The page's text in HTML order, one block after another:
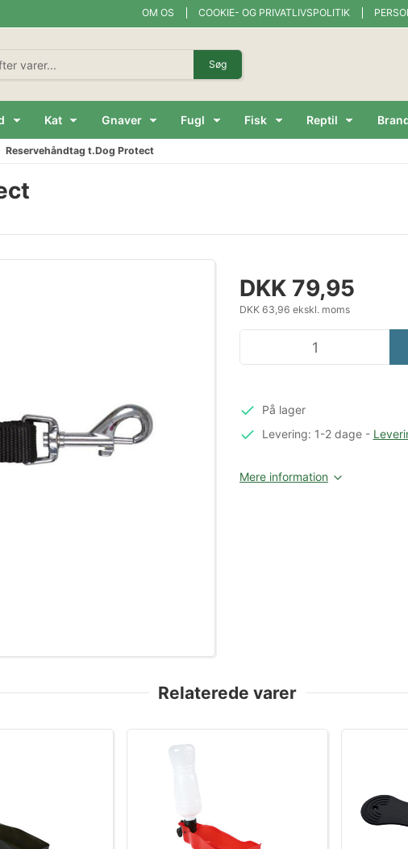
OM OS COOKIE- OG PRIVATLIVSPOLITIK
Søg
Kat Gnaver Fugl Fisk Reptil
Reservehåndtag t.Dog Protect
DKK 79,95
DKK 63,96 ekskl. moms
På lager
Levering: 1-2 dage-
Mere information
Relaterede varer